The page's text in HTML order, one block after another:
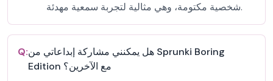
شخصية مكتومة، وهي مثالية لتجربة سمعية مهدئة.
Q:هل يمكنني مشاركة إبداعاتي من Sprunki Boring
Edition مع الآخرين؟